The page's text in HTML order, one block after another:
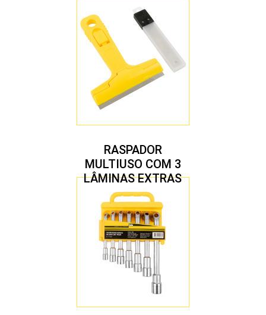
RASPADOR
MULTIUSO COM 3
LÂMINAS EXTRAS